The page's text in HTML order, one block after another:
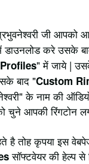
जी आपको
डाउनलोड करे उसके
" में जाये |
बाद "Custom
के नाम की
चुने आपकी रिंगटोन
है तोह कृपया इस
सॉफ्टवेयर की हेल्प से